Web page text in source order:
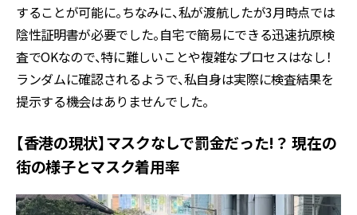
することが可能に。ちなみに、私が渡航したが3月時点では
陰性証明書が必要でした。自宅で簡易にできる迅速抗原検
査でOKなので、特に難しいことや複雑なプロセスはなし！
ランダムに確認されるようで、私自身は実際に検査結果を
提示する機会はありませんでした。
【香港の現状】マスクなしで罰金だった!？ 現在の
街の様子とマスク着用率